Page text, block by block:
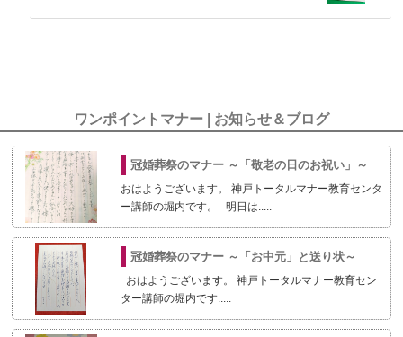
ワンポイントマナー | お知らせ＆ブログ
冠婚葬祭のマナー ～「敬老の日のお祝い」～
おはようございます。 神戸トータルマナー教育センタ
ー講師の堀内です。 明日は.....
冠婚葬祭のマナー ～「お中元」と送り状～
おはようございます。 神戸トータルマナー教育セン
ター講師の堀内です.....